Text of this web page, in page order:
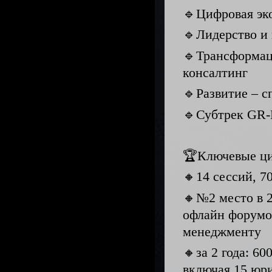
🔹Цифровая
🔹Лидерство
консалтинг
🔹Развитие –
🔹Субтрек
🏆Ключевые
🔸14 сессий,
🔸№2 место в
офлайн
менеджменту
🔸за 2 года: